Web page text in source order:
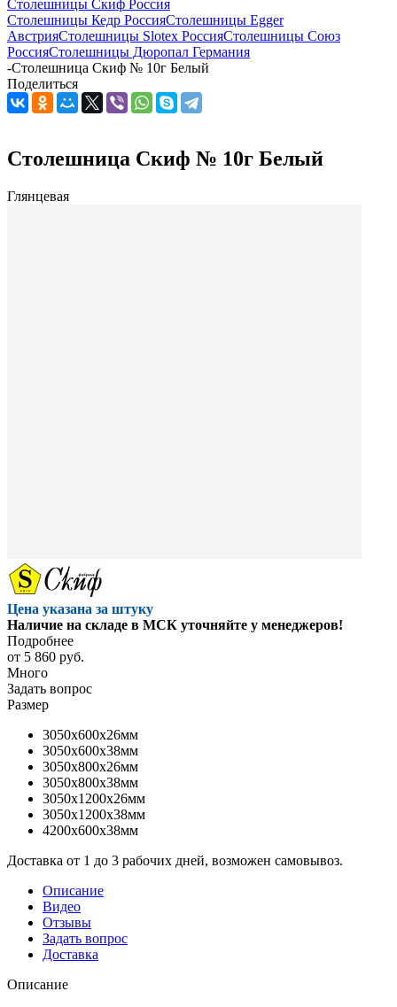
Столешницы Скиф Россия
Столешницы Кедр РоссияСтолешницы Egger
АвстрияСтолешницы Slotex РоссияСтолешницы Союз
РоссияСтолешницы Дюропал Германия
-Столешница Скиф № 10г Белый
Поделиться
Столешница Скиф № 10г Белый
Глянцевая
Цена указана за штуку
Наличие на складе в МСК уточняйте у менеджеров!
Подробнее
от 5 860 руб.
Много
Задать вопрос
Размер
3050x600x26мм
3050x600x38мм
3050x800x26мм
3050x800x38мм
3050x1200x26мм
3050x1200x38мм
4200x600x38мм
Доставка от 1 до 3 рабочих дней, возможен самовывоз.
Описание
Видео
Отзывы
Задать вопрос
Доставка
Описание